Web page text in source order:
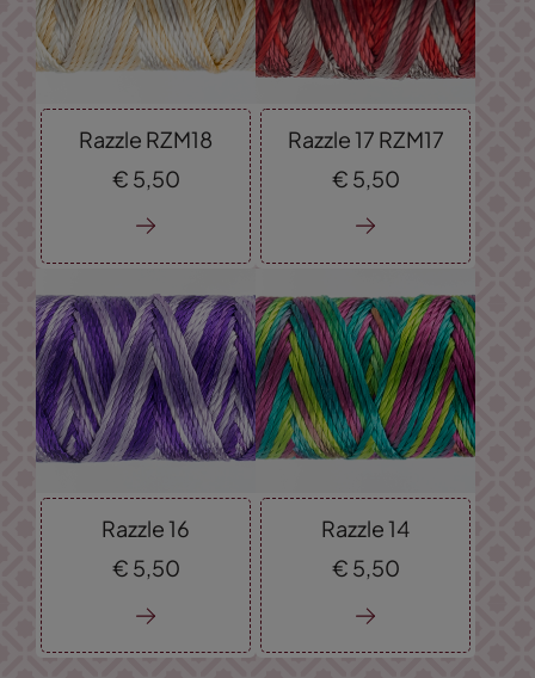
Razzle RZM18
€ 5,50
Razzle 17 RZM17
€ 5,50
Razzle 16
€ 5,50
Razzle 14
€ 5,50